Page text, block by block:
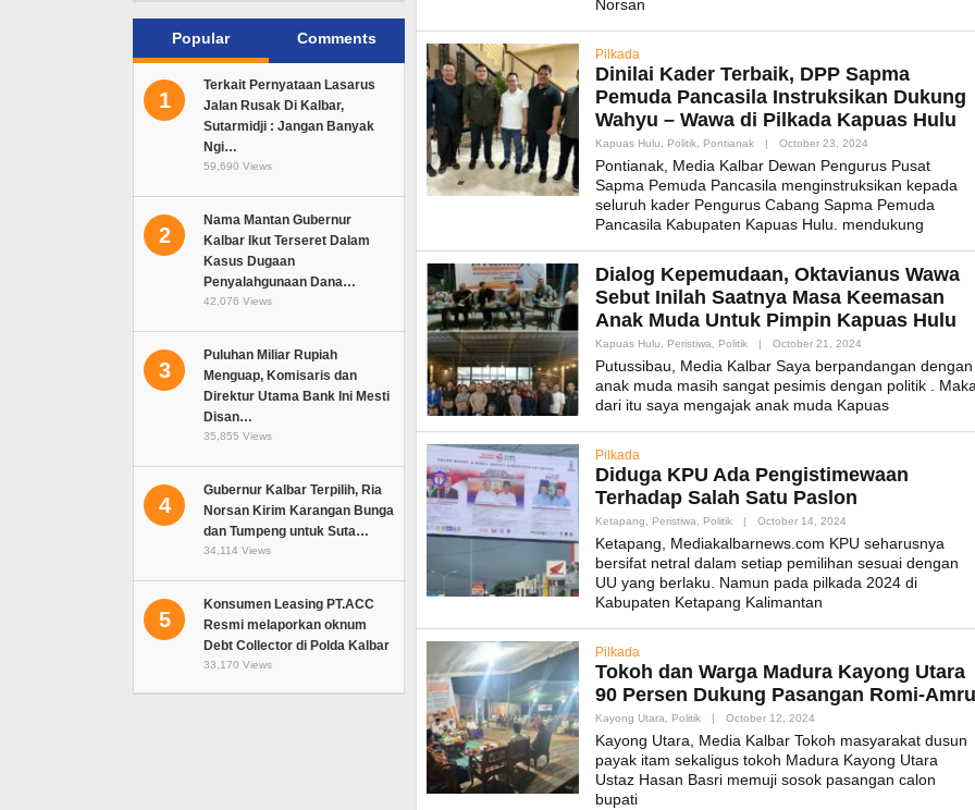
Popular Comments
1
Terkait Pernyataan Lasarus
Jalan Rusak Di Kalbar,
Sutarmidji : Jangan Banyak
Ngi…
59,690 Views
2
Nama Mantan Gubernur
Kalbar Ikut Terseret Dalam
Kasus Dugaan
Penyalahgunaan Dana…
42,076 Views
3
Puluhan Miliar Rupiah
Menguap, Komisaris dan
Direktur Utama Bank Ini Mesti
Disan…
35,855 Views
4
Gubernur Kalbar Terpilih, Ria
Norsan Kirim Karangan Bunga
dan Tumpeng untuk Suta…
34,114 Views
5
Konsumen Leasing PT.ACC
Resmi melaporkan oknum
Debt Collector di Polda Kalbar
33,170 Views
Norsan
Pilkada
Dinilai Kader Terbaik, DPP Sapma
Pemuda Pancasila Instruksikan Dukung
Wahyu – Wawa di Pilkada Kapuas Hulu
Kapuas Hulu, Politik, Pontianak | October 23, 2024
Pontianak, Media Kalbar Dewan Pengurus Pusat
Sapma Pemuda Pancasila menginstruksikan kepada
seluruh kader Pengurus Cabang Sapma Pemuda
Pancasila Kabupaten Kapuas Hulu. mendukung
Dialog Kepemudaan, Oktavianus Wawa
Sebut Inilah Saatnya Masa Keemasan
Anak Muda Untuk Pimpin Kapuas Hulu
Kapuas Hulu, Peristiwa, Politik | October 21, 2024
Putussibau, Media Kalbar Saya berpandangan dengan
anak muda masih sangat pesimis dengan politik .
dari itu saya mengajak anak muda Kapuas
Pilkada
Diduga KPU Ada Pengistimewaan
Terhadap Salah Satu Paslon
Ketapang, Peristiwa, Politik | October 14, 2024
Ketapang, Mediakalbarnews.com KPU seharusnya
bersifat netral dalam setiap pemilihan sesuai dengan
UU yang berlaku. Namun pada pilkada 2024 di
Kabupaten Ketapang Kalimantan
Pilkada
Tokoh dan Warga Madura Kayong Utara
90 Persen Dukung Pasangan Romi-Amru
Kayong Utara, Politik | October 12, 2024
Kayong Utara, Media Kalbar Tokoh masyarakat dusun
payak itam sekaligus tokoh Madura Kayong Utara
Ustaz Hasan Basri memuji sosok pasangan calon
bupati